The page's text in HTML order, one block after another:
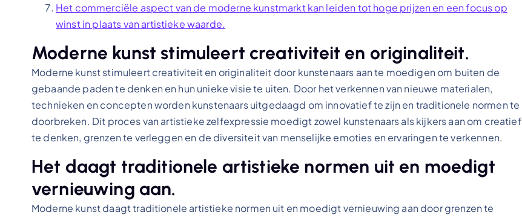
Het commerciële aspect van de moderne kunstmarkt kan leiden tot hoge prijzen en een focus op
winst in plaats van artistieke waarde.
Moderne kunst stimuleert creativiteit en originaliteit.
Moderne kunst stimuleert creativiteit en originaliteit door kunstenaars aan te moedigen om buiten de
gebaande paden te denken en hun unieke visie te uiten. Door het verkennen van nieuwe materialen,
technieken en concepten worden kunstenaars uitgedaagd om innovatief te zijn en traditionele normen te
doorbreken. Dit proces van artistieke zelfexpressie moedigt zowel kunstenaars als kijkers aan om creatief
te denken, grenzen te verleggen en de diversiteit van menselijke emoties en ervaringen te verkennen.
Het daagt traditionele artistieke normen uit en moedigt
vernieuwing aan.
Moderne kunst daagt traditionele artistieke normen uit en moedigt vernieuwing aan door grenzen te